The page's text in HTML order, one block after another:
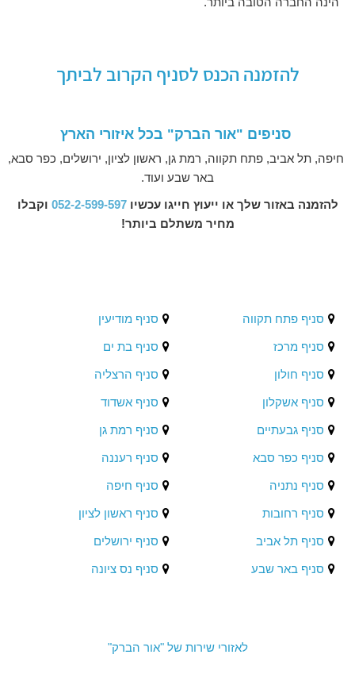
להזמנה הכנס לסניף הקרוב לביתך
סניפים "אור הברק" בכל איזורי הארץ
חיפה, תל אביב, פתח תקווה, רמת גן, ראשון לציון, ירושלים, כפר סבא,
באר שבע ועוד.
להזמנה באזור שלך או ייעוץ חייגו עכשיו052-2-599-597 וקבלו
מחיר משתלם ביותר!
סניף פתח תקווה סניף מודיעין
סניף מרכז סניף בת ים
סניף חולון סניף הרצליה
סניף אשקלון סניף אשדוד
סניף גבעתיים סניף רמת גן
סניף כפר סבא סניף רעננה
סניף נתניה סניף חיפה
סניף רחובות סניף ראשון לציון
סניף תל אביב סניף ירושלים
סניף באר שבע סניף נס ציונה
לאזורי שירות של "אור הברק"